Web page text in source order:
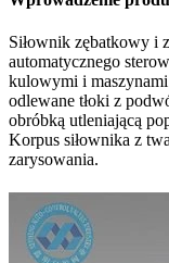
Siłownik zębatkowy i
automatycznego
kulowymi i
odlewane tłoki z
obróbką utleniającą
Korpus siłownika z
zarysowania.